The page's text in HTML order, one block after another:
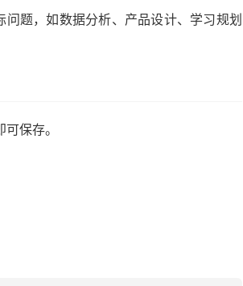
题，如数据分析、产品设计、学习规划
保存。